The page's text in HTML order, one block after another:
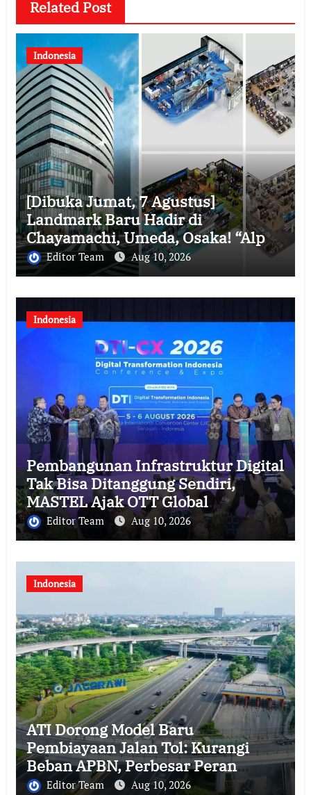
Related Post
Indonesia
[Dibuka Jumat, 7 Agustus]
Landmark Baru Hadir di
Chayamachi, Umeda, Osaka! “Alpen
OSAKA”, Toko Unggulan Olahraga
Bebas Pajak Terbesar di Jepang
Editor Team Aug 10, 2026
Indonesia
Pembangunan Infrastruktur Digital
Tak Bisa Ditanggung Sendiri,
MASTEL Ajak OTT Global
Berkontribusi
Editor Team Aug 10, 2026
Indonesia
ATI Dorong Model Baru
Pembiayaan Jalan Tol: Kurangi
Beban APBN, Perbesar Peran
Swasta
Editor Team Aug 10, 2026